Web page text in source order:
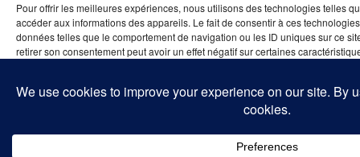
Pour offrir les meilleures expériences, nous utilisons des technologies telles
accéder aux informations des appareils. Le fait de consentir à ces
données telles que le comportement de navigation ou les ID uniques sur ce
retirer son consentement peut avoir un effet négatif sur certaines
Accepter
Refuser